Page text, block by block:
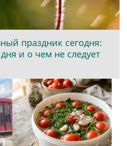
праздник сегодня:
и о чем не следует